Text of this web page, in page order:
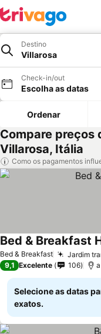
Destino
Villarosa
Check-in/out
Escolha as datas
Ordenar
Compare preços
Villarosa, Itália
Como os pagamentos
Bed & Breakfast Jardim
Bed & Breakfast
9,1 Excelente 106
Selecione as datas
exatos.